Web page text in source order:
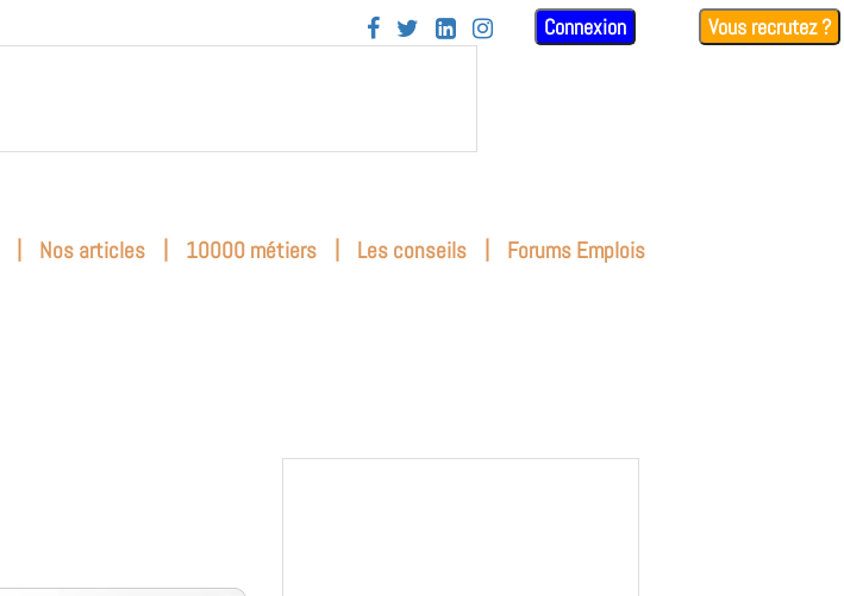
    Connexion Vous recrutez ?
| Nos articles | 10000 métiers | Les conseils | Forums Emplois